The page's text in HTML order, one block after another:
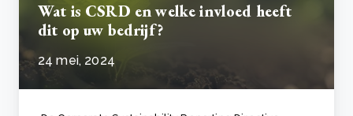
Wat is CSRD en welke invloed heeft
dit op uw bedrijf?
24 mei, 2024